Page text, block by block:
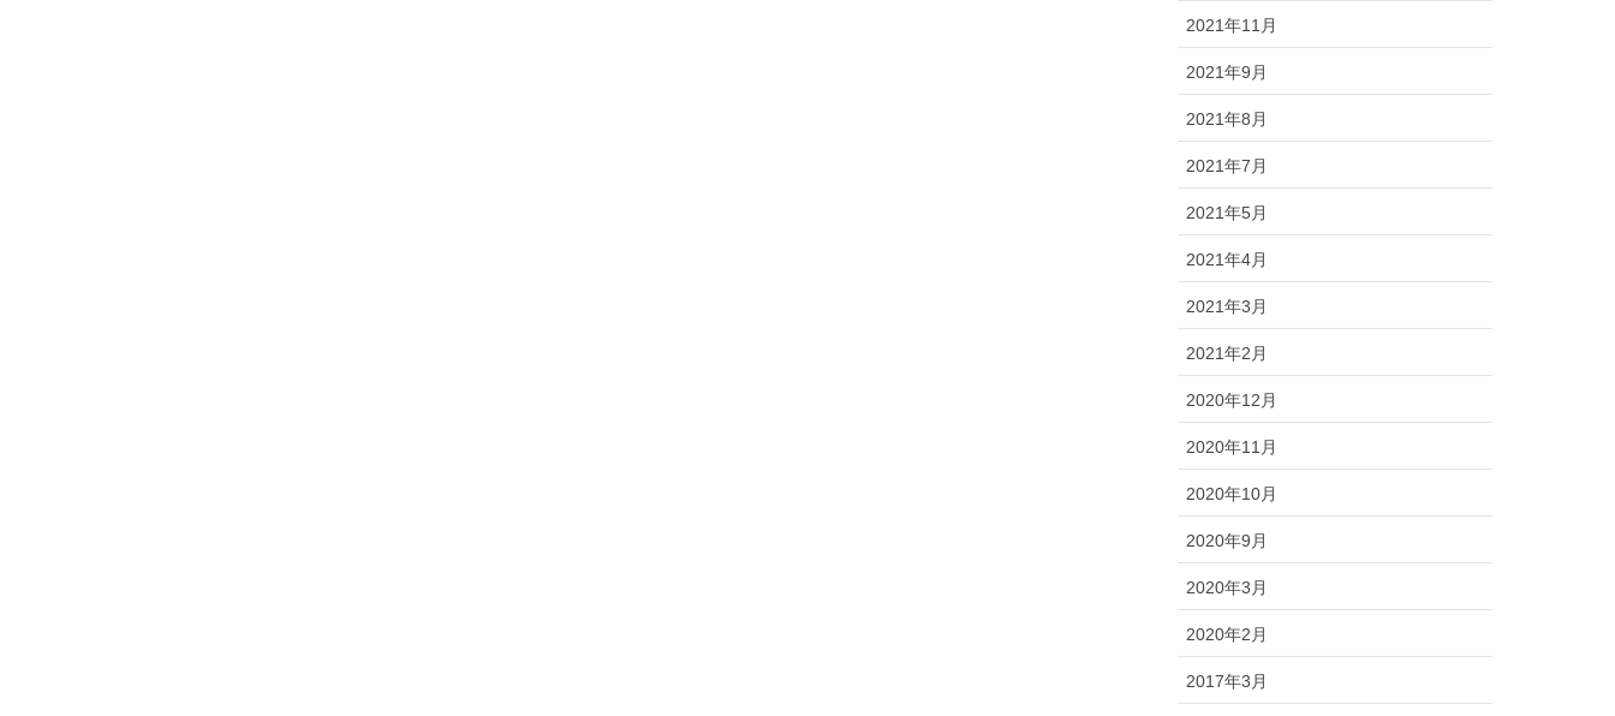
2021年11月
2021年9月
2021年8月
2021年7月
2021年5月
2021年4月
2021年3月
2021年2月
2020年12月
2020年11月
2020年10月
2020年9月
2020年3月
2020年2月
2017年3月